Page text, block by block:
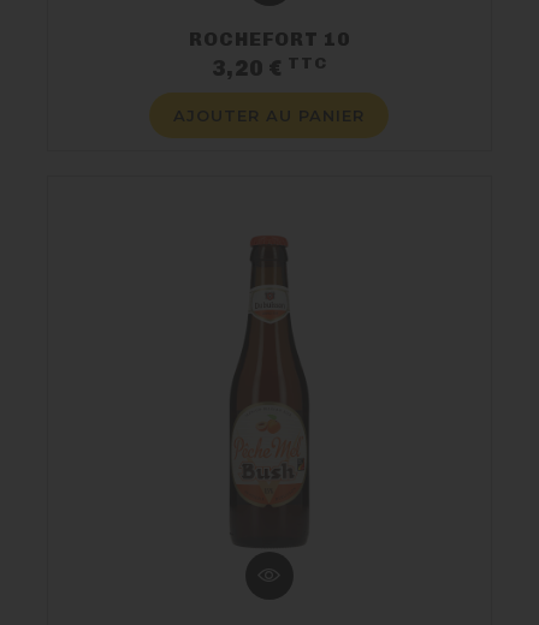
ROCHEFORT 10
3,20 € TTC
AJOUTER AU PANIER